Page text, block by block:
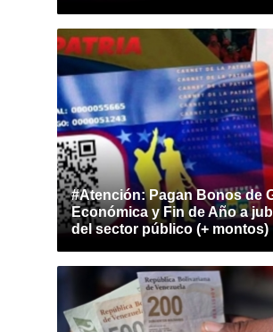
#Atención: Pagan Bonos de
Económica y Fin de Año a
del sector público (+ montos)